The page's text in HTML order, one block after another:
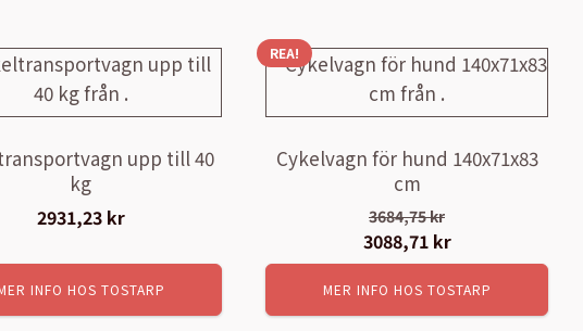
upp till 40
kg
2931,23 kr
INFO HOS TOSTARP
REA!
Cykelvagn för hund 140x71x83
cm
3684,75kr
Det
ursprungliga
priset
var:
3088,71 krDet
nuvarande
priset
är:
MER INFO HOS TOSTARP